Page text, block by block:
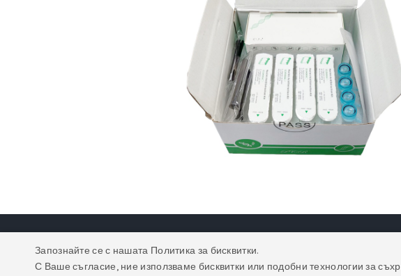
Запознайте се с нашата Политика за бисквитки.
С Ваше съгласие, ние използваме бисквитки или подобни технологии за